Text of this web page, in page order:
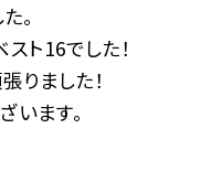
。
ト16でした！
りました！
います。